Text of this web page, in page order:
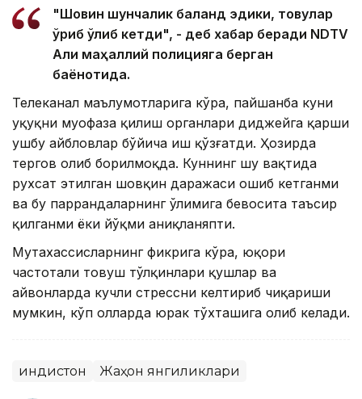
"Шовқин шунчалик баланд эдики, товуқлар
қўрқиб ўлиб кетди", - деб хабар беради NDTV
Али маҳаллий полицияга берган
баёнотида.
Телеканал маълумотларига кўра, пайшанба куни
ҳуқуқни муҳофаза қилиш органлари диджейга қарши
ушбу айбловлар бўйича иш қўзғатди. Ҳозирда
тергов олиб борилмоқда. Куннинг шу вақтида
рухсат этилган шовқин даражаси ошиб кетганми
ва бу паррандаларнинг ўлимига бевосита таъсир
қилганми ёки йўқми аниқланяпти.
Мутахассисларнинг фикрига кўра, юқори
частотали товуш тўлқинлари қушлар ва
ҳайвонларда кучли стрессни келтириб чиқариши
мумкин, кўп ҳолларда юрак тўхташига олиб келади.
Ҳиндистон Жаҳон янгиликлари